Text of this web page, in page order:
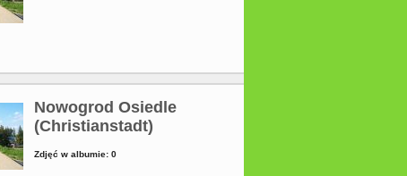
Nowogrod Osiedle
(Christianstadt)
Zdjęć w albumie: 0